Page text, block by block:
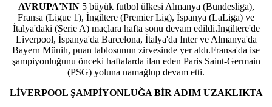
AVRUPA'NIN5 büyük futbol ülkesi Almanya (Bundesliga),
Fransa (Ligue 1), İngiltere (Premier Lig), İspanya (LaLiga) ve
İtalya'daki (Serie A)maçlara hafta sonu devam edildi.İngiltere'de
Liverpool, İspanya'da Barcelona, İtalya'da Inter ve Almanya'da
Bayern Münih, puan tablosunun zirvesinde yer aldı.Fransa'da ise
şampiyonluğunu önceki haftalarda ilan eden Paris Saint-Germain
(PSG) yoluna namağlup devam etti.
LİVERPOOL ŞAMPİYONLUĞA BİR ADIM UZAKLIKTA